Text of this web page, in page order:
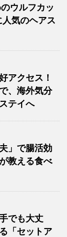
ウルフカッ
人気のヘアス
アクセス！
、海外気分
テイへ
」で腸活効
教える食べ
でも大丈
「セットア